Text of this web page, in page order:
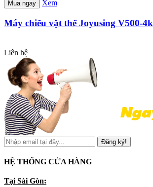
Mua ngay Xem
Máy chiếu vật thể Joyusing V500-4k
Liên hệ
Đăng ký!
HỆ THỐNG CỬA HÀNG
Tại Sài Gòn: